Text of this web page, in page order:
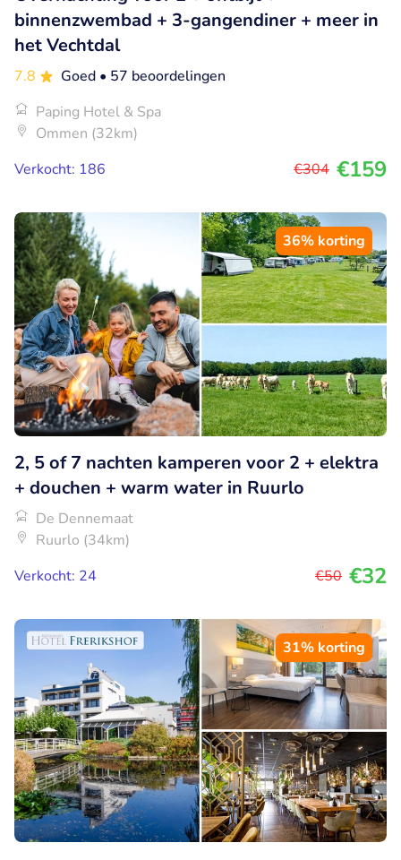
binnenzwembad + 3-gangendiner + meer in
het Vechtdal
7.8 Goed • 57 beoordelingen
Paping Hotel & Spa
Ommen (32km)
Verkocht: 186
€304 €159
36% korting
2, 5 of 7 nachten kamperen voor 2 + elektra
+ douchen + warm water in Ruurlo
De Dennemaat
Ruurlo (34km)
Verkocht: 24
€50 €32
31% korting